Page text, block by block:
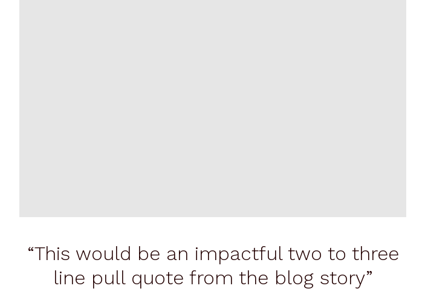
“This would be an impactful two to three
line pull quote from the blog story”